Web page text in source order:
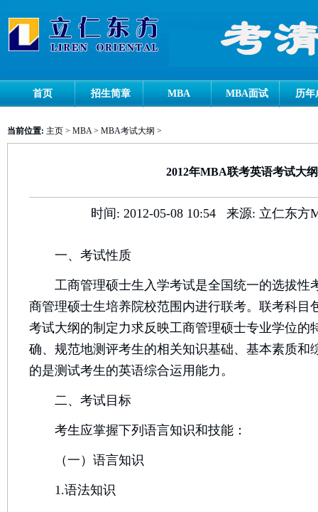
首页 招生简章 MBA MBA面试 历年
当前位置: 主页 > MBA> MBA考试大纲 >
2012年MBA联考英语考试大纲
时间: 2012-05-08 10:54 来源: 立仁东方
一、考试性质
工商管理硕士生入学考试是全国统一的选拔性
商管理硕士生培养院校范围内进行联考。联考科目
考试大纲的制定力求反映工商管理硕士专业学位的
确、规范地测评考生的相关知识基础、基本素质和
的是测试考生的英语综合运用能力。
二、考试目标
考生应掌握下列语言知识和技能：
（一）语言知识
1.语法知识